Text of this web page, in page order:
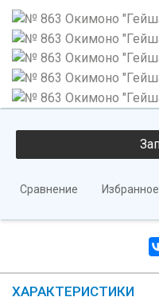
Сравнение Избранное
ХАРАКТЕРИСТИКИ